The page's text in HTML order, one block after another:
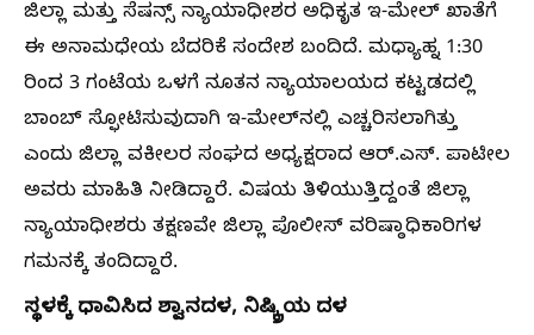
ಜಿಲ್ಲಾ ಮತ್ತು ಸೆಷನ್ಸ್ ನ್ಯಾಯಾಧೀಶರ ಅಧಿಕೃತ ಇ-ಮೇಲ್ ಖಾತೆಗೆ
ಈ ಅನಾಮಧೇಯ ಬೆದರಿಕೆ ಸಂದೇಶ ಬಂದಿದೆ. ಮಧ್ಯಾಹ್ನ 1:30
ರಿಂದ 3 ಗಂಟೆಯ ಒಳಗೆ ನೂತನ ನ್ಯಾಯಾಲಯದ ಕಟ್ಟಡದಲ್ಲಿ
ಬಾಂಬ್ ಸ್ಫೋಟಿಸುವುದಾಗಿ ಇ-ಮೇಲ್‌ನಲ್ಲಿ ಎಚ್ಚರಿಸಲಾಗಿತ್ತು
ಎಂದು ಜಿಲ್ಲಾ ವಕೀಲರ ಸಂಘದ ಅಧ್ಯಕ್ಷರಾದ ಆರ್.ಎಸ್. ಪಾಟೀಲ
ಅವರು ಮಾಹಿತಿ ನೀಡಿದ್ದಾರೆ. ವಿಷಯ ತಿಳಿಯುತ್ತಿದ್ದಂತೆ ಜಿಲ್ಲಾ
ನ್ಯಾಯಾಧೀಶರು ತಕ್ಷಣವೇ ಜಿಲ್ಲಾ ಪೊಲೀಸ್ ವರಿಷ್ಠಾಧಿಕಾರಿಗಳ
ಗಮನಕ್ಕೆ ತಂದಿದ್ದಾರೆ.
ಸ್ಥಳಕ್ಕೆ ಧಾವಿಸಿದ ಶ್ವಾನದಳ, ನಿಷ್ಕ್ರಿಯ ದಳ